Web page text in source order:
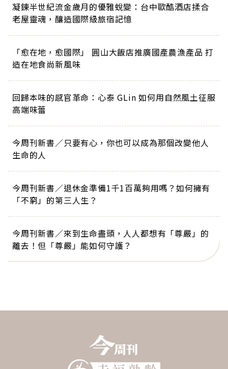
凝鍊半世紀流金歲月的優雅蛻變：台中歐酷酒店揉合
老屋靈魂，釀造國際級旅宿記憶
「愈在地，愈國際」 圓山大飯店推廣國產農漁產品 打
造在地食尚新風味
回歸本味的感官革命：心泰 GLin 如何用自然風土征服
高端味蕾
今周刊新書／只要有心，你也可以成為那個改變他人
生命的人
今周刊新書／退休金準備1千1百萬夠用嗎？如何擁有
「不窮」的第三人生？
今周刊新書／來到生命盡頭，人人都想有「尊嚴」的
離去！但「尊嚴」能如何守護？